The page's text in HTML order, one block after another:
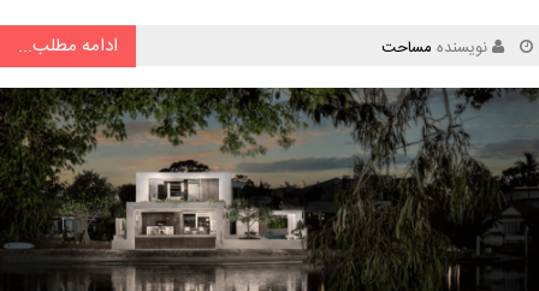
نویسنده مساحت ادامه مطلب...